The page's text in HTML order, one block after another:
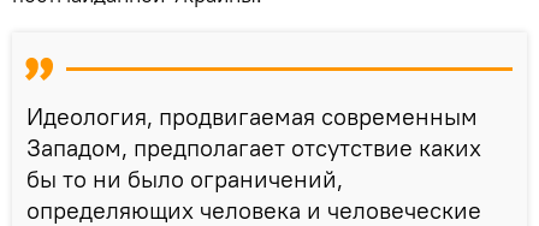
Идеология, продвигаемая современным
Западом, предполагает отсутствие каких
бы то ни было ограничений,
определяющих человека и человеческие